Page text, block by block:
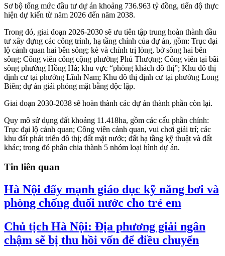
Sơ bộ tổng mức đầu tư dự án khoảng 736.963 tỷ đồng, tiến độ thực
hiện dự kiến từ năm 2026 đến năm 2038.
Trong đó, giai đoạn 2026-2030 sẽ ưu tiên tập trung hoàn thành đầu
tư xây dựng các công trình, hạ tầng chính của dự án, gồm: Trục đại
lộ cảnh quan hai bên sông; kè và chỉnh trị lòng, bờ sông hai bên
sông; Công viên công cộng phường Phú Thượng; Công viên tại bãi
sông phường Hồng Hà; khu vực “phòng khách đô thị”; Khu đô thị
định cư tại phường Lĩnh Nam; Khu đô thị định cư tại phường Long
Biên; dự án giải phóng mặt bằng độc lập.
Giai đoạn 2030-2038 sẽ hoàn thành các dự án thành phần còn lại.
Quy mô sử dụng đất khoảng 11.418ha, gồm các cấu phần chính:
Trục đại lộ cảnh quan; Công viên cảnh quan, vui chơi giải trí; các
khu đất phát triển đô thị; đất mặt nước; đất hạ tầng kỹ thuật và đất
khác; trong đó phân chia thành 5 nhóm loại hình dự án.
Tin liên quan
Hà Nội đẩy mạnh giáo dục kỹ năng bơi và
phòng chống đuối nước cho trẻ em
Chủ tịch Hà Nội: Địa phương giải ngân
chậm sẽ bị thu hồi vốn để điều chuyển